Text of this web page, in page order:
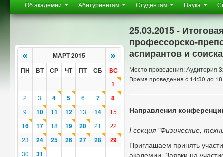
Об академии Абитуриентам Студентам Наука
« МАРТ 2015 »
ПН ВТ СР ЧТ ПТ СБ
ВС
1
2 3 4 5 6 7 8
9 10 11 12 13 14 15
16 17 18 19 20 21
22
23
24 25 26 27 28 29
30 31
25.03.2015 -
профессорско-
аспирантов и
Место проведения: Аудитория
Время проведения с 14:30 до
Направления
I секция "Физические,
Приглашаем принять
академии. Заявки на